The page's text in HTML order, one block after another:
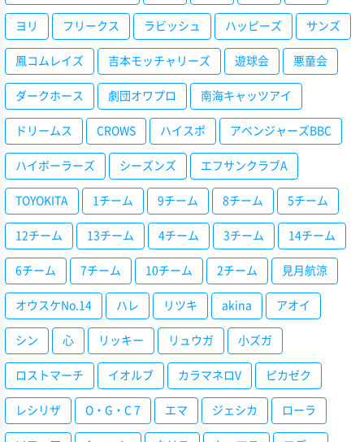
ヨリ フリークス ラビッシュ ハッピーズ サンズ
鳳コムレイズ 吉本モッチャリーズ 遊球会 悪童会
ダークホース 劇団オワプロ 南海キャッツアイ
ドリームス CROWS ハイスポ アベンジャーズBBC
ハイボーラーズ シーズンズ エフサンクラブA
TOYOKITA 1チーム 9チーム 8チーム 5チーム
12チーム 13チーム 4チーム 3チーム 14チーム
6チーム 7チーム 10チーム 2チーム 見月航涼
オウスケNo.14 ハレ リツキ akina アオイ
シン 心 リッキー リュウガ 小ズガ
ロストマーチ イオルブ カラマネロV ピカゼク
レシリザ O・G・C 7 エマ ジェシカ ローラ